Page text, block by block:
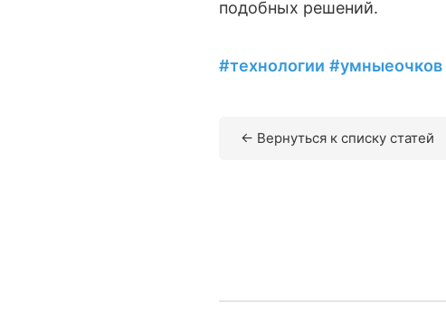
подобных решений.
#технологии #умныеочков
← Вернуться к списку статей